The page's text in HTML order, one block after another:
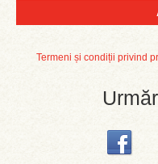
Termeni și condiții privind